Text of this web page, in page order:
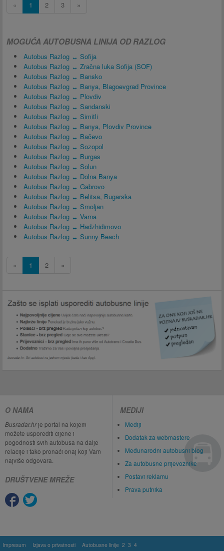
« 1 2 3 »
MOGUĆA AUTOBUSNA LINIJA OD RAZLOG
Autobus Razlog ↔ Sofija
Autobus Razlog ↔ Zračna luka Sofija (SOF)
Autobus Razlog ↔ Bansko
Autobus Razlog ↔ Banya, Blagoevgrad Province
Autobus Razlog ↔ Plovdiv
Autobus Razlog ↔ Sandanski
Autobus Razlog ↔ Simitli
Autobus Razlog ↔ Banya, Plovdiv Province
Autobus Razlog ↔ Bačevo
Autobus Razlog ↔ Sozopol
Autobus Razlog ↔ Burgas
Autobus Razlog ↔ Solun
Autobus Razlog ↔ Dolna Banya
Autobus Razlog ↔ Gabrovo
Autobus Razlog ↔ Belitsa, Bugarska
Autobus Razlog ↔ Smoljan
Autobus Razlog ↔ Varna
Autobus Razlog ↔ Hadzhidimovo
Autobus Razlog ↔ Sunny Beach
« 1 2 »
O NAMA
Busradar.hrje portal na kojem
možete usporediti cijene i
pogodnosti svih autobusa na dalje
relacije i tako pronaći onaj koji Vam
najviše odgovara.
DRUŠTVENE MREŽE
MEDIJI
Mediji
Dodatak za webmastere
Međunarodni autobusni blog
Za autobusne prijevoznike
Postavi reklamu
Prava putnika
Impresum Izjava o privatnosti Autobusne linije 2 3 4